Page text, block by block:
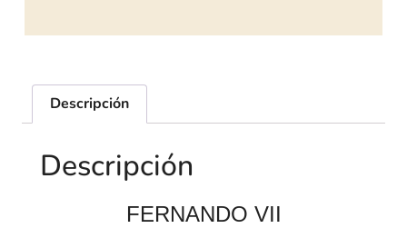
Descripción
Descripción
FERNANDO VII